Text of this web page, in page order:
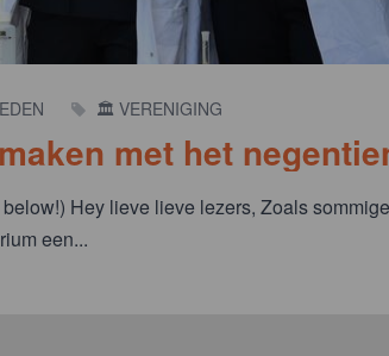
met het
🏛️ VERENIGING
Hey lieve lieve lezers, Zoals
een...